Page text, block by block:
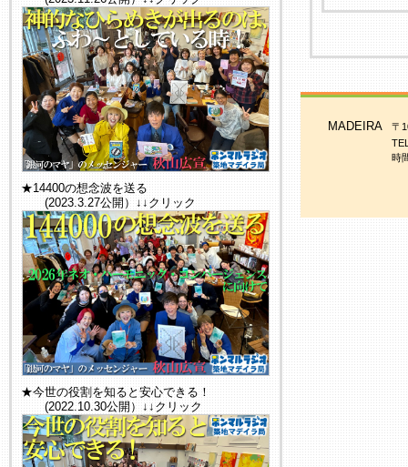
★14400の想念波を送る
(2023.3.27公開）↓↓クリック
★今世の役割を知ると安心できる！
(2022.10.30公開）↓↓クリック
MADEIRA
〒
時